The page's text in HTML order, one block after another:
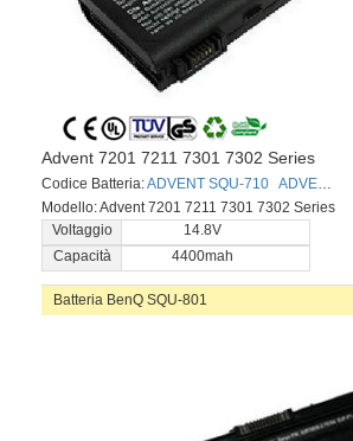
Advent 7201 7211 7301 7302 Series
Codice Batteria:ADVENT SQU-710 ADVENT EUP-P5-1-24
Modello: Advent 7201 7211 7301 7302 Series
Voltaggio
14.8V
Capacità
4400mah
Batteria BenQ SQU-801